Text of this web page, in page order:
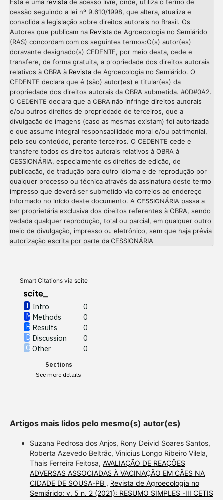
Esta é uma revistade acesso livre, onde, utiliza o termo de
cessão seguindo a lei nº 9.610/1998, que altera, atualiza e
consolida a legislação sobre direitos autorais no Brasil. Os
Autores que publicam na Revistade Agroecologia no Semiárido
(RAS) concordam com os seguintes termos:O(s) autor(es)
doravante designado(s) CEDENTE, por meio desta, cede e
transfere, de forma gratuita, a propriedade dos direitos autorais
relativos à OBRA à Revistade Agroecologia no Semiárido. O
CEDENTE declara que é (são) autor(es) e titular(es) da
propriedade dos direitos autorais da OBRA submetida. #0D#0A2.
O CEDENTE declara que a OBRA não infringe direitos autorais
e/ou outros direitos de propriedade de terceiros, que a
divulgação de imagens (caso as mesmas existam) foi autorizada
e que assume integral responsabilidade moral e/ou patrimonial,
pelo seu conteúdo, perante terceiros. O CEDENTE cede e
transfere todos os direitos autorais relativos à OBRA à
CESSIONÁRIA, especialmente os direitos de edição, de
publicação, de tradução para outro idioma e de reprodução por
qualquer processo ou técnica através da assinatura deste termo
impresso que deverá ser submetido via correios ao endereço
informado no início deste documento. A CESSIONÁRIA passa a
ser proprietária exclusiva dos direitos referentes à OBRA, sendo
vedada qualquer reprodução, total ou parcial, em qualquer outro
meio de divulgação, impresso ou eletrônico, sem que haja prévia
autorização escrita por parte da CESSIONÁRIA
Smart Citations via scite_
Intro
0
Methods
0
Results
0
Discussion
0
Other
0
Sections
See more details
Intro
contrasts the cited claim, and
a label indicating in which
section the citation was
made.
Artigos mais lidos pelo mesmo(s) autor(es)
Suzana Pedrosa dos Anjos, Rony Deivid Soares Santos,
Roberta Azevedo Beltrão, Vinicius Longo Ribeiro Vilela,
Thais Ferreira Feitosa, AVALIAÇÃO DE REAÇÕES
ADVERSAS ASSOCIADAS À VACINAÇÃO EM CÃES NA
CIDADE DE SOUSA-PB , Revista de Agroecologia no
Semiárido: v. 5 n. 2 (2021): RESUMO SIMPLES -III CETIS